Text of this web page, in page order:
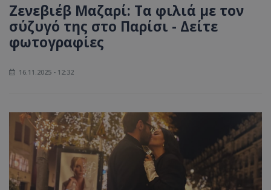
Ζενεβιέβ Μαζαρί: Τα φιλιά με τον
σύζυγό της στο Παρίσι - Δείτε
φωτογραφίες
16.11.2025 - 12:32